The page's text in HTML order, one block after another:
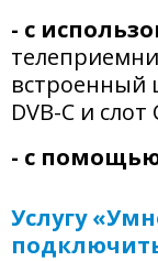
- с
встроенный
DVB-C и
- с
Услугу